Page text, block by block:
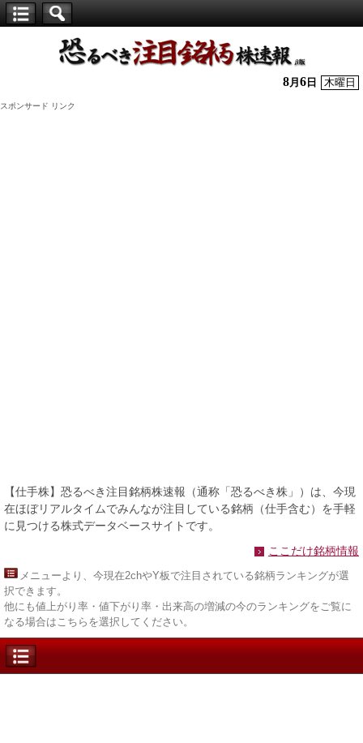
株】
8月 6 日 木曜日
スポンサード リンク
【仕手株】恐るべき注目銘柄株速報（通称「恐るべき株」）は、今現
在ほぼリアルタイムでみんなが注目している銘柄（仕手含む）を手軽
に見つける株式データベースサイトです。
ここだけ銘柄情報
メニューより、今現在2chやY板で注目されている銘柄ランキングが選
択できます。
他にも値上がり率・値下がり率・出来高の増減の今のランキングをご覧に
なる場合はこちらを選択してください。